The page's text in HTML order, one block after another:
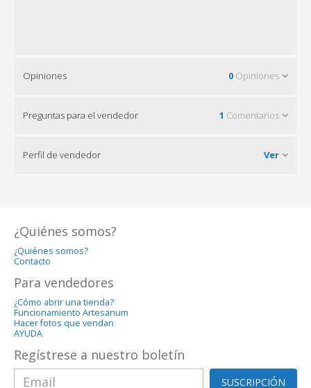
Opiniones 0 Opiniones
Preguntas para el vendedor 1 Comentarios
Perfil de vendedor Ver
¿Quiénes somos?
¿Quiénes somos?
Contacto
Para vendedores
¿Cómo abrir una tienda?
Funcionamiento Artesanum
Hacer fotos que vendan
AYUDA
Regístrese a nuestro boletín
SUSCRIPCIÓN